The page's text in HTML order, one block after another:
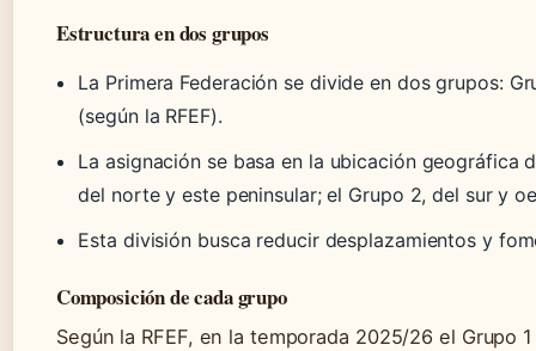
Estructura en dos grupos
La Primera Federación se divide en dos grupos:
(según la RFEF).
La asignación se basa en la ubicación geográfica
del norte y este peninsular; el Grupo 2, del sur y
Esta división busca reducir desplazamientos y
Composición de cada grupo
Según la RFEF, en la temporada 2025/26 el Grupo